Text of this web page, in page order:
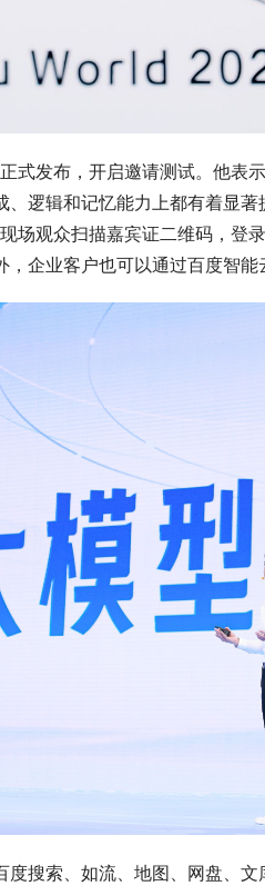
式发布，开启邀请测试。他表
逻辑和记忆能力上都有着显
场观众扫描嘉宾证二维码，登
企业客户也可以通过百度智能
搜索、如流、地图、网盘、